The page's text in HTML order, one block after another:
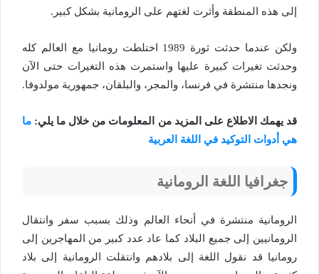
إلى هذه المنطقة وأثرت لغتهم على الرومانية بشكل كبير.
ولكن عندما حدثت ثورة 1989 اختلطت رومانيا مع العالم كله
وحدثت تغيرات كبيرة عليها واستمرت هذه التغيرات حتى الآن
ونجدها منتشرة في فرنسا، والمجر، والبلقان، جمهورية مولدوفا.
قد يهمك الاطلاع على المزيد من المعلومات من خلال ما يلي: ما
هي أدوات التوكيد في اللغة العربية
جغرافيا اللغة الرومانية
الرومانية منتشرة في أنحاء العالم وذلك بسبب سفر وانتقال
الرومانيين إلى جميع البلاد كما عاد عدد كبير من المهاجرين إلى
رومانيا قد نقول اللغة إلى بلادهم وانتقلت الرومانية إلى بلاد